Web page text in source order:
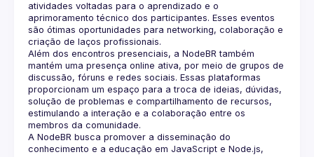
atividades voltadas para o aprendizado e o
aprimoramento técnico dos participantes. Esses eventos
são ótimas oportunidades para networking, colaboração e
Além dos encontros presenciais, a NodeBR também
mantém uma presença online ativa, por meio de grupos de
discussão, fóruns e redes sociais. Essas plataformas
proporcionam um espaço para a troca de ideias, dúvidas,
solução de problemas e compartilhamento de recursos,
estimulando a interação e a colaboração entre os
A NodeBR busca promover a disseminação do
conhecimento e a educação em JavaScript e Node.js,